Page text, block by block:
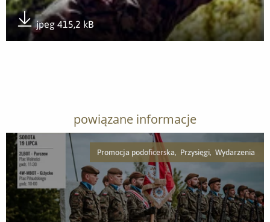
jpeg 415,2 kB
Pobierz załącznik
powiązane informacje
Promocja podoficerska, Przysięgi, Wydarzenia